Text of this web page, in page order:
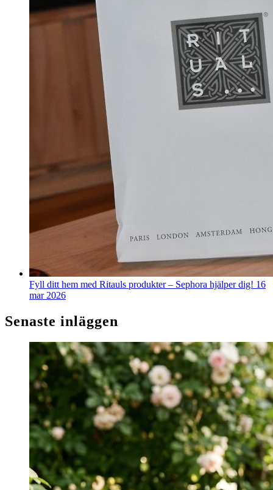
Fyll ditt hem med Ritauls produkter – Sephora hjälper dig! 16
mar 2026
Senaste inläggen